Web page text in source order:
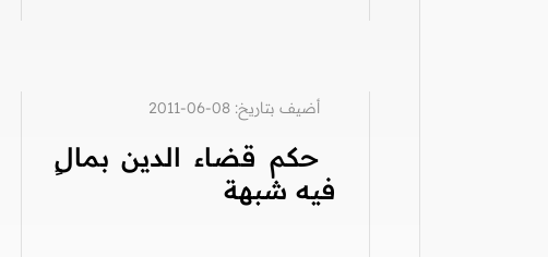
أضيف بتاريخ: 08-06-2011
حكم قضاء الدين بمالٍ
فيه شبهة